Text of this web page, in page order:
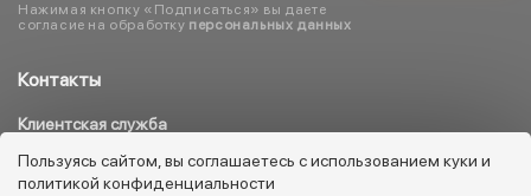
Контакты
Клиентская служба
8 800 333 08 45
info@kotofey.ru
Нажимая кнопку «Подписаться» вы даете
согласие на обработку персональных данных
Пользуясь сайтом, вы соглашаетесь с использованием куки и
политикой конфиденциальности